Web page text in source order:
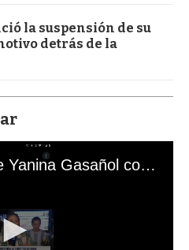
la suspensión de su
detrás de la
El mal momento de Yanina Gasañol con un hincha argentino en "Subrayado"